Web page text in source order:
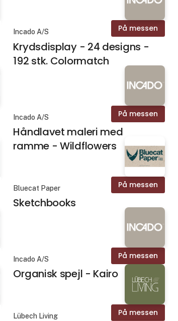
På messen
Incado A/S
Krydsdisplay - 24 designs -
192 stk. Colormatch
På messen
Incado A/S
Håndlavet maleri med
ramme - Wildflowers
På messen
Bluecat Paper
Sketchbooks
På messen
Incado A/S
Organisk spejl - Kairo
På messen
Lübech Living